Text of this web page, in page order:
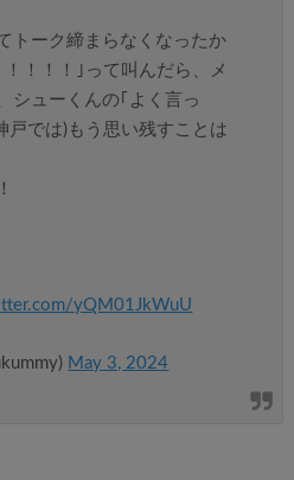
トーク締まらなくなったか
！！！｣って叫んだら、メ
シューくんの｢よく言っ
戸では)もう思い残すことは
yQM01JkWuU
May 3, 2024